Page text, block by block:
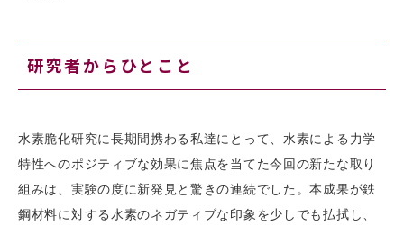
研究者からひとこと
水素脆化研究に長期間携わる私達にとって、水素による力学
特性へのポジティブな効果に焦点を当てた今回の新たな取り
組みは、実験の度に新発見と驚きの連続でした。本成果が鉄
鋼材料に対する水素のネガティブな印象を少しでも払拭し、